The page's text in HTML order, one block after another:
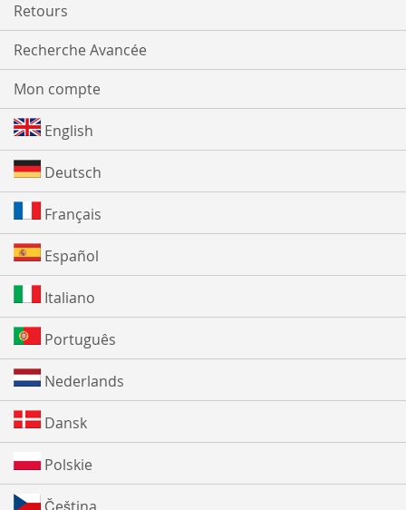
Retours
Recherche Avancée
Mon compte
English
Deutsch
Français
Español
Italiano
Português
Nederlands
Dansk
Polskie